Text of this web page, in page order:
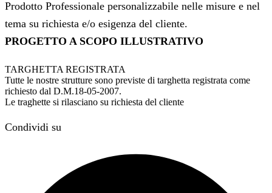
Prodotto Professionale personalizzabile nelle misure e nel
tema su richiesta e/o esigenza del cliente.
PROGETTO A SCOPO ILLUSTRATIVO
TARGHETTA REGISTRATA
Tutte le nostre strutture sono previste di targhetta registrata come
richiesto dal D.M.18-05-2007.
Le traghette si rilasciano su richiesta del cliente
Condividi su